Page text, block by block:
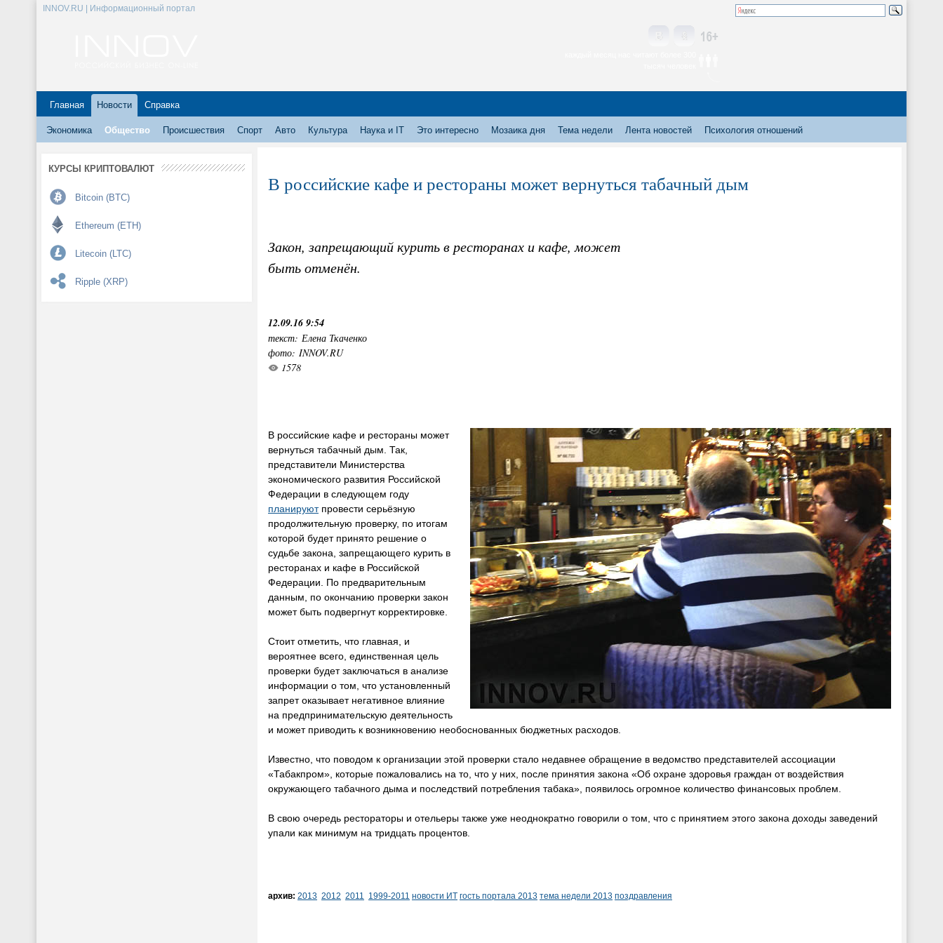
INNOV.RU | Информационный портал
Главная Новости Справка
Экономика Общество Происшествия Спорт Авто Культура Наука и IT Это интересно Мозаика дня Тема недели Лента новостей Психология отношений
КУРСЫ КРИПТОВАЛЮТ
Bitcoin (BTC)
Ethereum (ETH)
Litecoin (LTC)
Ripple (XRP)
В российские кафе и рестораны может вернуться табачный дым
Закон, запрещающий курить в ресторанах и кафе, может
быть отменён.
12.09.16 9:54
текст: Елена Ткаченко
фото: INNOV.RU
1578
В российские кафе и рестораны может
вернуться табачный дым. Так,
представители Министерства
экономического развития Российской
Федерации в следующем году
планируютпровести серьёзную
продолжительную проверку, по итогам
которой будет принято решение о
судьбе закона, запрещающего курить в
ресторанах и кафе в Российской
Федерации. По предварительным
данным, по окончанию проверки закон
может быть подвергнут корректировке.
Стоит отметить, что главная, и
вероятнее всего, единственная цель
проверки будет заключаться в анализе
информации о том, что установленный
запрет оказывает негативное влияние
на предпринимательскую деятельность
и может приводить к возникновению необоснованных бюджетных расходов.
Известно, что поводом к организации этой проверки стало недавнее обращение в ведомство представителей ассоциации
«Табакпром», которые пожаловались на то, что у них, после принятия закона «Об охране здоровья граждан от воздействия
окружающего табачного дыма и последствий потребления табака», появилось огромное количество финансовых проблем.
В свою очередь рестораторы и отельеры также уже неоднократно говорили о том, что с принятием этого закона доходы заведений
упали как минимум на тридцать процентов.
архив: 2013 2012 2011 1999-2011 новости ИТ гость портала 2013 тема недели 2013 поздравления